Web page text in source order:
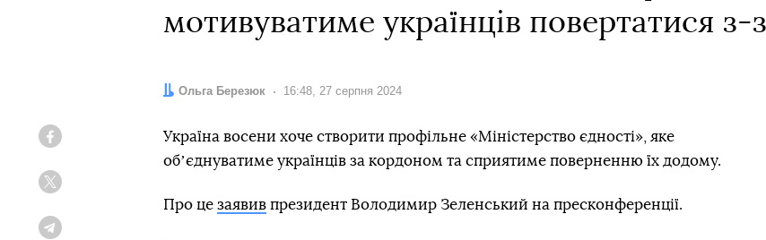
мотивуватиме українців повертатися з-
Автор:
Ольга Березюк Дата:
16:48, 27 серпня 2024
Україна восени хоче створити профільне «Міністерство єдності», яке
обʼєднуватиме українців за кордоном та сприятиме поверненню їх додому.
Про це заявив президент Володимир Зеленський на пресконференції.